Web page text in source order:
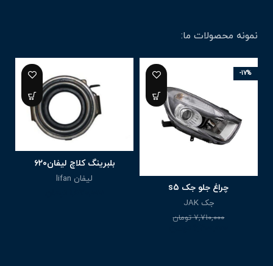
نمونه محصولات ما:
-17%
چراغ جلو جک s5
جک JAK
7,710,000 تومان
بلبرینگ کلاچ لیفان۶۲۰
لیفان lifan